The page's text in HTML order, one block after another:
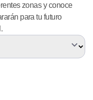
zonas y conoce
para tu futuro